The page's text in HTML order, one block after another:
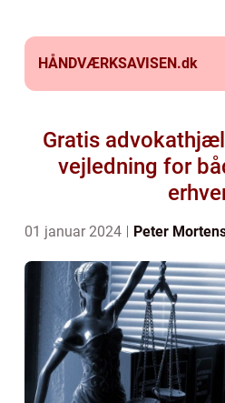
HÅNDVÆRKSAVISEN.dk
Gratis
vejledning for
01 januar 2024 Peter